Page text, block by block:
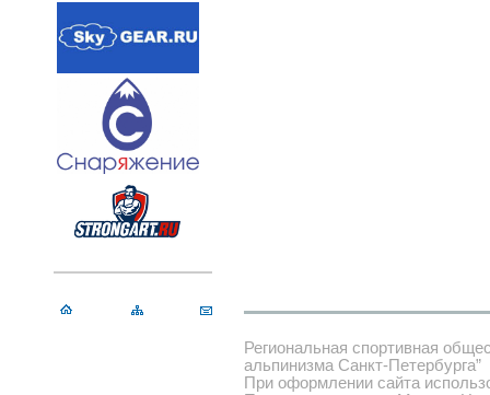
Региональная спортивная
альпинизма Санкт-Петербурга”
При оформлении сайта